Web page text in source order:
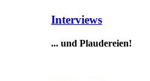
Interviews
... und Plaudereien!